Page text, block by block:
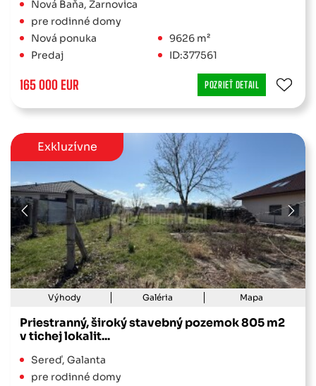
Nová Baňa, Žarnovica
pre rodinné domy
Nová ponuka
9626 m²
Predaj
ID:377561
165 000 EUR POZRIEŤ DETAIL
Exkluzívne
Výhody Galéria Mapa
Priestranný, široký stavebný pozemok 805 m2
v tichej lokalit...
Sereď, Galanta
pre rodinné domy